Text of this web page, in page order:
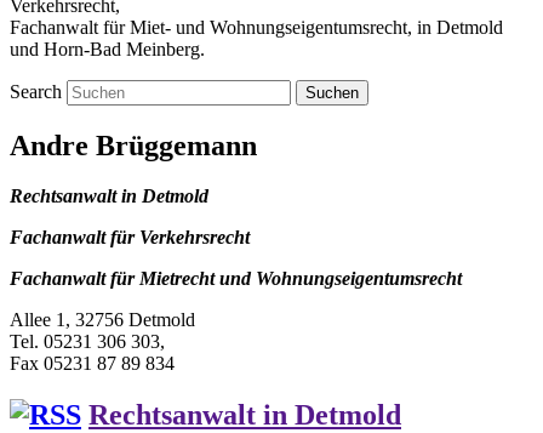
Verkehrsrecht,
Fachanwalt für Miet- und Wohnungseigentumsrecht, in Detmold
und Horn-Bad Meinberg.
Search
Andre Brüggemann
Rechtsanwalt in Detmold
Fachanwalt für Verkehrsrecht
Fachanwalt für Mietrecht und Wohnungseigentumsrecht
Allee 1, 32756 Detmold
Tel. 05231 306 303,
Fax 05231 87 89 834
Rechtsanwalt in Detmold